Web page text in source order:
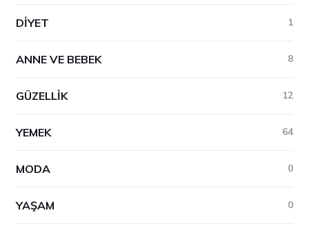
DIYET 1
ANNE VE BEBEK 8
GÜZELLIK 12
YEMEK 64
MODA 0
YAŞAM 0